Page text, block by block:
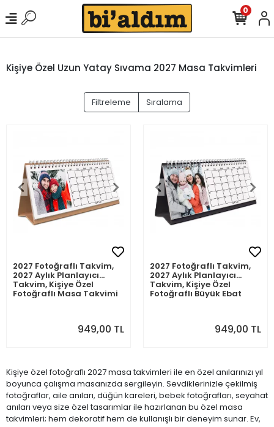
0
Kişiye Özel Uzun Yatay Sıvama 2027 Masa Takvimleri
Filtreleme Sıralama
2027 Fotoğraflı Takvim,
2027 Aylık Planlayıcı
Takvim, Kişiye Özel
Fotoğraflı Masa Takvimi
949,00 TL
2027 Fotoğraflı Takvim,
2027 Aylık Planlayıcı
Takvim, Kişiye Özel
Fotoğraflı Büyük Ebat
949,00 TL
Kişiye özel fotoğraflı 2027 masa takvimleri ile en özel anılarınızı yıl
boyunca çalışma masanızda sergileyin. Sevdiklerinizle çekilmiş
fotoğraflar, aile anıları, düğün kareleri, bebek fotoğrafları, seyahat
anıları veya size özel tasarımlar ile hazırlanan bu özel masa
takvimleri; hem dekoratif hem de kullanışlı bir deneyim sunar. Ev,